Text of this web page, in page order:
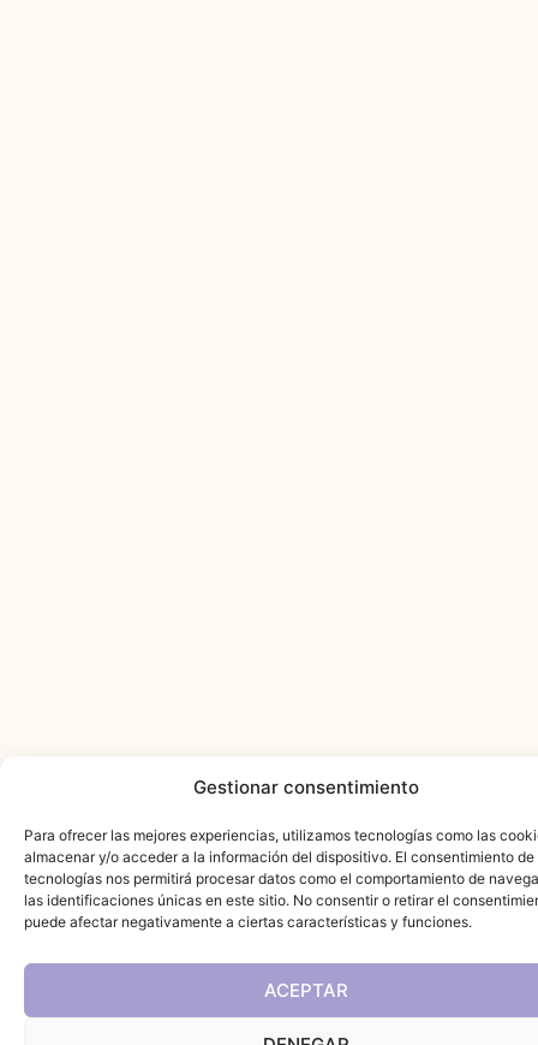
Gestionar consentimiento
Para ofrecer las mejores experiencias, utilizamos tecnologías como las
almacenar y/o acceder a la información del dispositivo. El consentimiento de
tecnologías nos permitirá procesar datos como el comportamiento de
las identificaciones únicas en este sitio. No consentir o retirar el
puede afectar negativamente a ciertas características y funciones.
ACEPTAR